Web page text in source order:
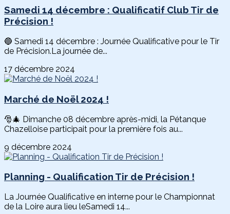
Samedi 14 décembre : Qualificatif Club Tir de
Précision !
🔵 Samedi 14 décembre : Journée Qualificative pour le Tir
de Précision.La journée de...
17 décembre 2024
Marché de Noël 2024 !
🎅🎄 Dimanche 08 décembre après-midi, la Pétanque
Chazelloise participait pour la première fois au...
9 décembre 2024
Planning - Qualification Tir de Précision !
La Journée Qualificative en interne pour le Championnat
de la Loire aura lieu leSamedi 14...